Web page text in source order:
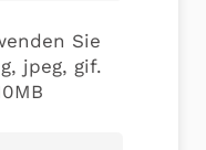
Sie
jpeg, gif.